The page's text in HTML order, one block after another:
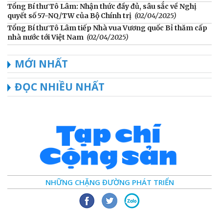
Tổng Bí thư Tô Lâm: Nhận thức đầy đủ, sâu sắc về Nghị
quyết số 57-NQ/TW của Bộ Chính trị (02/04/2025)
Tổng Bí thư Tô Lâm tiếp Nhà vua Vương quốc Bỉ thăm cấp
nhà nước tới Việt Nam (02/04/2025)
MỚI NHẤT
ĐỌC NHIỀU NHẤT
NHỮNG CHẶNG ĐƯỜNG PHÁT TRIỂN